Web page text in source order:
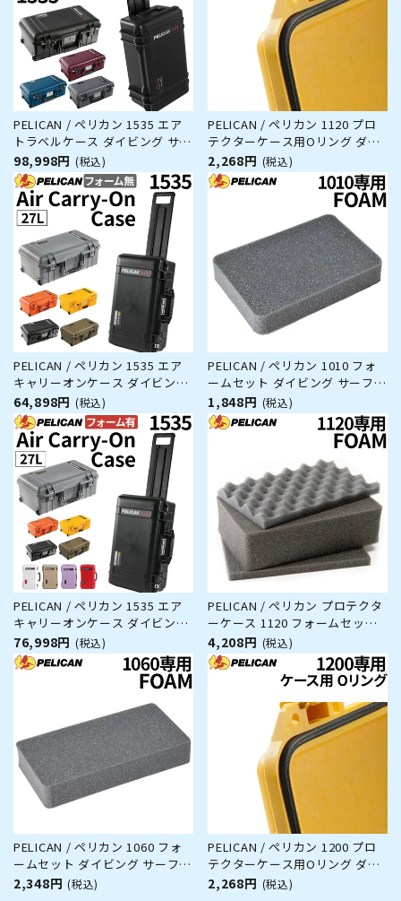
PELICAN / ペリカン 1535 エア
トラベルケース ダイビング サー
フィン アウトドア キャンプ 釣
り カメラ 精密機器 防水 防塵 耐
衝撃
98,998円 (税込)
PELICAN / ペリカン 1120 プロ
テクターケース用Oリング ダイ
ビング サーフィン アウトドア
キャンプ 釣り カメラ 精密機器
防水 防塵 耐衝撃
2,268円 (税込)
PELICAN / ペリカン 1535 エア
キャリーオンケース ダイビング
サーフィン アウトドア キャンプ
釣り カメラ 精密機器 防水 防塵
耐衝撃
64,898円 (税込)
PELICAN / ペリカン 1010 フォ
ームセット ダイビング サーフィ
ン アウトドア キャンプ 釣り カ
メラ 精密機器 防水 防塵 耐衝撃
1,848円 (税込)
PELICAN / ペリカン 1535 エア
キャリーオンケース ダイビング
サーフィン アウトドア キャンプ
釣り カメラ 精密機器 防水 防塵
耐衝撃
76,998円 (税込)
PELICAN / ペリカン プロテクタ
ーケース 1120 フォームセット
ダイビング サーフィン アウトド
ア キャンプ 釣り カメラ 精密機
器 防水 防塵 耐衝撃
4,208円 (税込)
PELICAN / ペリカン 1060 フォ
ームセット ダイビング サーフィ
ン アウトドア キャンプ 釣り カ
2,348円 (税込)
PELICAN / ペリカン 1200 プロ
テクターケース用Oリング ダイ
ビング サーフィン アウトドア
2,268円 (税込)